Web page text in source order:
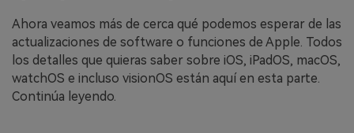
Ahora veamos más de cerca qué podemos esperar de las
actualizaciones de software o funciones de Apple. Todos
los detalles que quieras saber sobre iOS, iPadOS, macOS,
watchOS e incluso visionOS están aquí en esta parte.
Continúa leyendo.